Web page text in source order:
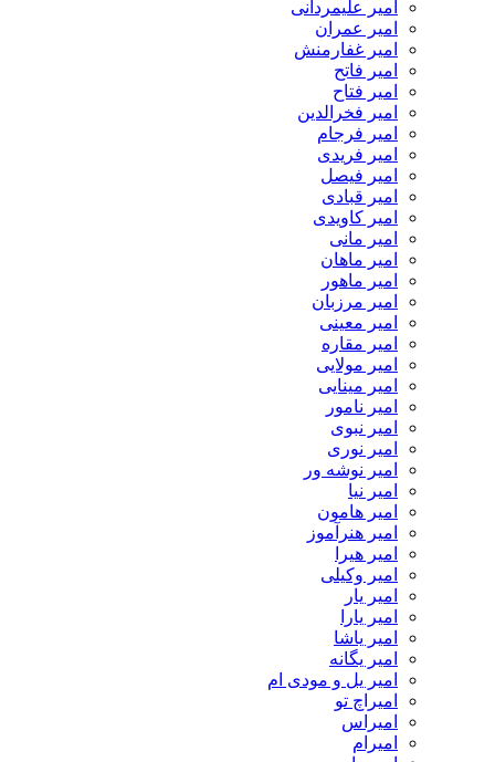
امیر علیمردانی
امیر عمران
امیر غفارمنش
امیر فاتح
امیر فتاح
امیر فخرالدین
امیر فرجام
امیر فریدی
امیر فیصل
امیر قبادی
امیر کاویدی
امیر مانی
امیر ماهان
امیر ماهور
امیر مرزبان
امیر معینی
امیر مقاره
امیر مولایی
امیر مینایی
امیر نامور
امیر نبوی
امیر نوری
امیر نوشه ور
امیر نیا
امیر هامون
امیر هنرآموز
امیر هیرا
امیر وکیلی
امیر یار
امیر یارا
امیر یاشا
امیر یگانه
امیر یل و مودی ام
امیراچ تو
امیراس
امیرام